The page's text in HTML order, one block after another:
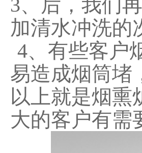
3、后，我们
加清水冲洗的
4、有些客户
易造成烟筒堵
以上就是烟熏
大的客户有需